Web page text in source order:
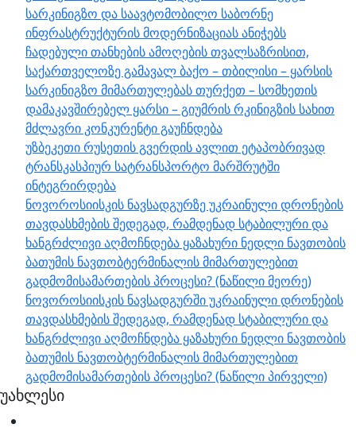
სარკინიგზო და საავტომობილო საბორნე
ინფრასტრუქტურის მოდერნიზაციას ანიჭებს
ჩადებული თანხების ამოღების თვალსაზრისით,
საქართველოზე გამავალ ბაქო – თბილისი – ყარსის
სარკინიგზო მიმართულებას თურქეთ – სომხეთის
დამაკავშირებელ ყარსი – გიუმრის რკინიგზის სახით
მძლავრი კონკურენტი გაუჩნდება
უზბეკეთი რუსეთის გვერდის ავლით ეტაპობრივად
ტრანსკასპიურ სატრანსპორტო მარშრუტში
ინტეგრირდება
ნოვოროსიისკის ნავსადგურზე უკრაინული დრონების
თავდასხმების შედეგად, რამდენად სტაბილური და
ხანგრძლივი აღმოჩნდება ყაზახური ნედლი ნავთობის
ბათუმის ნავთობტერმინალის მიმართულებით
გადმომისამართების პროცესი? (ნაწილი მეორე)
ნოვოროსიისკის ნავსადგურში უკრაინული დრონების
თავდასხმების შედეგად, რამდენად სტაბილური და
ხანგრძლივი აღმოჩნდება ყაზახური ნედლი ნავთობის
ბათუმის ნავთობტერმინალის მიმართულებით
გადმომისამართების პროცესი? (ნაწილი პირველი)
უახლესი